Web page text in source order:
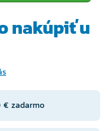
nakúpiť u
€ zadarmo